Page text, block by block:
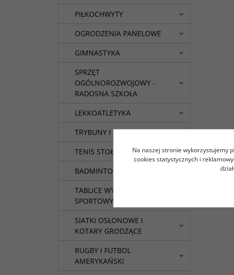
PIŁKOCHWYTY
OGRODZENIA PANELOWE
GIMNASTYKA
SPRZĘT
OGÓLNOROZWOJOWY -
RADOSNA SZKOŁA
LEKKOATLETYKA
TRYBUNY I SIEDZISKA
TENIS STOŁOWY
BADMINTON
TABLICE WYNIKÓW
SPORTOWYCH
SIATKI OSŁONOWE I
KOTARY GRODZĄCE
RUGBY I FUTBOL
AMERYKAŃSKI
Na naszej stronie wykorzystujemy
cookies statystycznych i